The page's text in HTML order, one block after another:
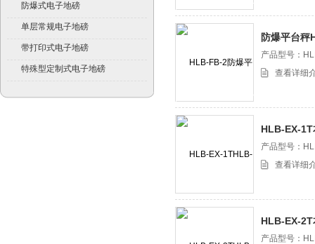
防爆式电子地磅
单层常规电子地磅
带打印式电子地磅
特殊型定制式电子地磅
防爆平台秤
产品型号：
查看详细
HLB-EX-
磅
产品型号：
查看详细
HLB-EX-
产品型号：